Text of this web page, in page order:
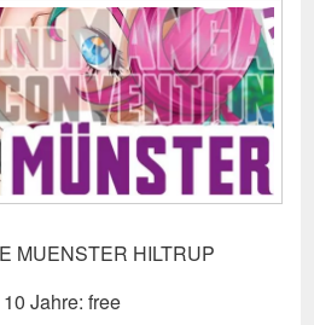
MUENSTER HILTRUP
Jahre: free